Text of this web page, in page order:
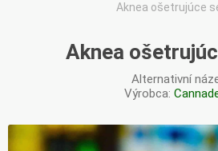
Aknea ošetrujúce
Aknea
Alternativní
Výrobca: